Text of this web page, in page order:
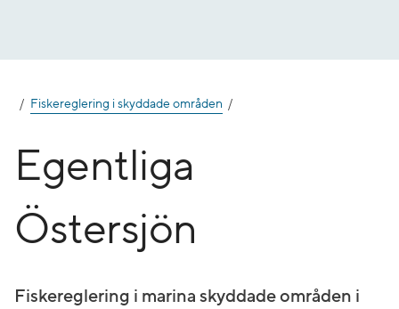
Fiskereglering i skyddade områden
Egentliga
Östersjön
Fiskereglering i marina skyddade områden i